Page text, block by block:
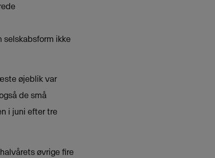
ikke
øjeblik var
de små
i juni efter tre
øvrige fire